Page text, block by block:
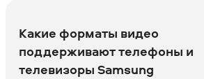
Какие форматы видео
поддерживают телефоны и
телевизоры Samsung